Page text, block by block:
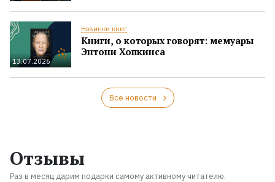
13.07.2026
Новинки книг
Книги, о которых говорят: мемуары
Энтони Хопкинса
Все новости
Отзывы
Раз в месяц дарим подарки самому активному читателю.